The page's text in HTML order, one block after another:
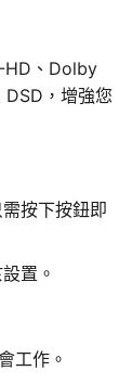
HD、Dolby
，增強您
按下按鈕即
置。
工作。